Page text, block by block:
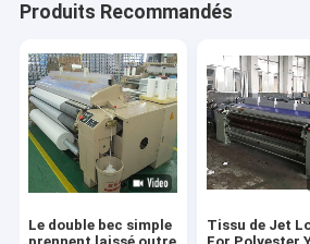
Produits Recommandés
Le double bec simple
Tissu de Jet